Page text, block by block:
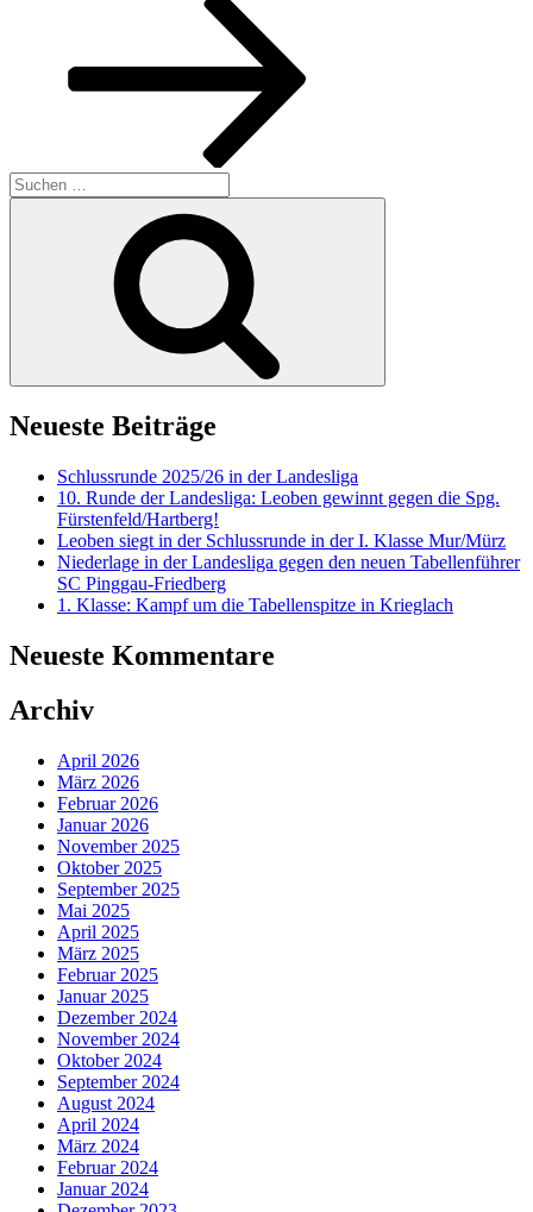
Suchen
nach:
Neueste Beiträge
Schlussrunde 2025/26 in der Landesliga
10. Runde der Landesliga: Leoben gewinnt gegen die Spg.
Fürstenfeld/Hartberg!
Leoben siegt in der Schlussrunde in der I. Klasse Mur/Mürz
Niederlage in der Landesliga gegen den neuen Tabellenführer
SC Pinggau-Friedberg
1. Klasse: Kampf um die Tabellenspitze in Krieglach
Neueste Kommentare
Archiv
April 2026
März 2026
Februar 2026
Januar 2026
November 2025
Oktober 2025
September 2025
Mai 2025
April 2025
März 2025
Februar 2025
Januar 2025
Dezember 2024
November 2024
Oktober 2024
September 2024
August 2024
April 2024
März 2024
Februar 2024
Januar 2024